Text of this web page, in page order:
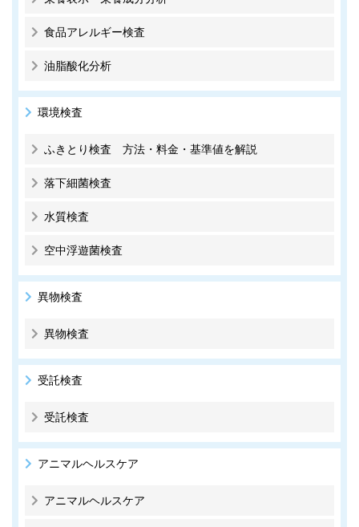
食品アレルギー検査
油脂酸化分析
環境検査
ふきとり検査 方法・料金・基準値を解説
落下細菌検査
水質検査
空中浮遊菌検査
異物検査
異物検査
受託検査
受託検査
アニマルヘルスケア
アニマルヘルスケア